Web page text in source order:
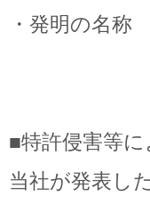
・発明の名称
■特許侵害等
当社が発表し